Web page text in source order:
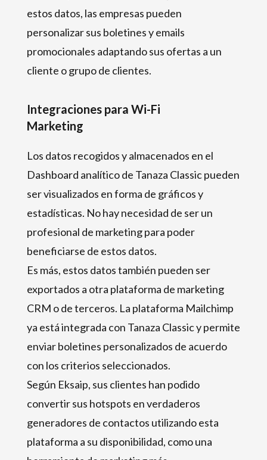
estos datos, las empresas pueden
personalizar sus boletines y emails
promocionales adaptando sus ofertas a un
cliente o grupo de clientes.
Integraciones para Wi-Fi
Marketing
Los datos recogidos y almacenados en el
Dashboard analítico de Tanaza Classic pueden
ser visualizados en forma de gráficos y
estadísticas. No hay necesidad de ser un
profesional de marketing para poder
beneficiarse de estos datos.
Es más, estos datos también pueden ser
exportados a otra plataforma de marketing
CRM o de terceros. La plataforma Mailchimp
ya está integrada con Tanaza Classic y permite
enviar boletines personalizados de acuerdo
con los criterios seleccionados.
Según Eksaip, sus clientes han podido
convertir sus hotspots en verdaderos
generadores de contactos utilizando esta
plataforma a su disponibilidad, como una